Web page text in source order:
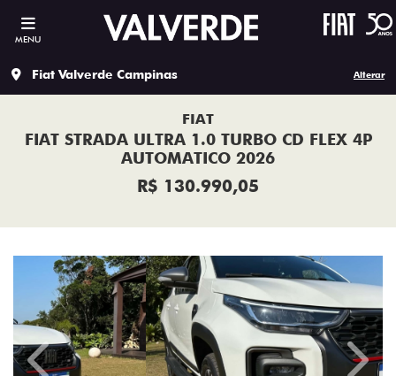
MENU
Fiat Valverde Campinas Alterar
FIAT
FIAT STRADA ULTRA 1.0 TURBO CD FLEX 4P
AUTOMATICO 2026
R$ 130.990,05
Previous Next